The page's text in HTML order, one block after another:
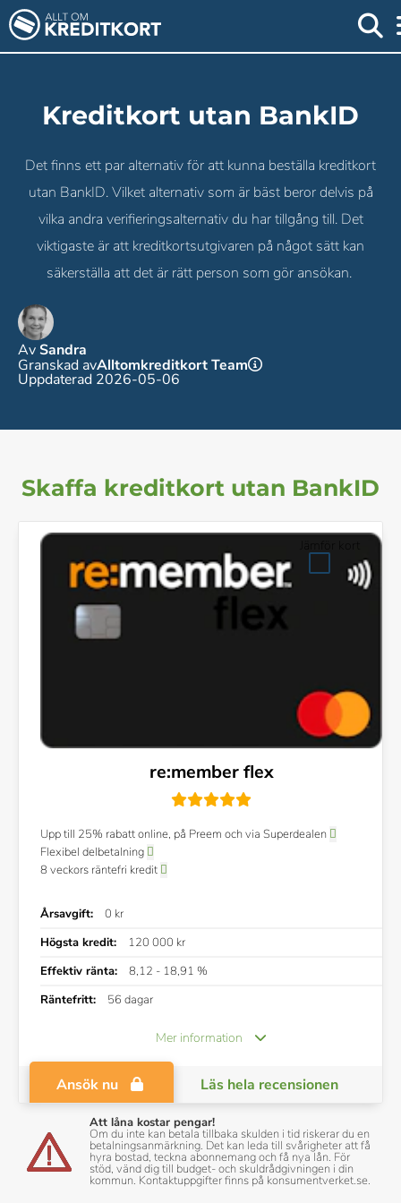
Kreditkort utan BankID
Det finns ett par alternativ för att kunna beställa kreditkort
utan BankID. Vilket alternativ som är bäst beror delvis på
vilka andra verifieringsalternativ du har tillgång till. Det
viktigaste är att kreditkortsutgivaren på något sätt kan
säkerställa att det är rätt person som gör ansökan.
AvSandra
Granskad avAlltomkreditkort Team
Uppdaterad 2026-05-06
Skaffa kreditkort utan BankID
re:member flex
Upp till 25% rabatt online, på Preem och via Superdealen
Flexibel delbetalning
8 veckors räntefri kredit
Årsavgift:
0 kr
Högsta kredit:
120 000 kr
Effektiv ränta:
8,12 - 18,91 %
Räntefritt:
56 dagar
Mer information
Ansök nu Läs hela recensionen
Att låna kostar pengar!
Om du inte kan betala tillbaka skulden i tid riskerar du en
betalningsanmärkning. Det kan leda till svårigheter att få
hyra bostad, teckna abonnemang och få nya lån. För
stöd, vänd dig till budget- och skuldrådgivningen i din
kommun. Kontaktuppgifter finns på konsumentverket.se.